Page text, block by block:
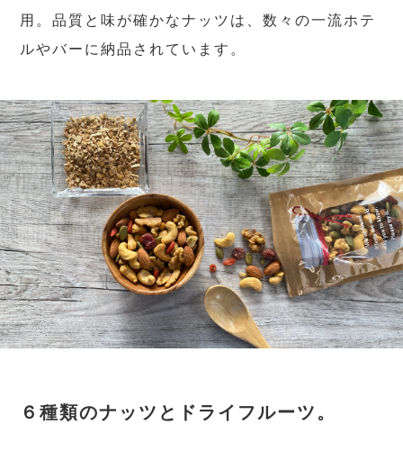
用。品質と味が確かなナッツは、数々の一流ホテ
ルやバーに納品されています。
６種類のナッツとドライフルーツ。